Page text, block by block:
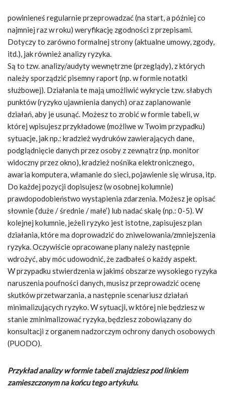
powinieneś regularnie przeprowadzać (na start, a później co
najmniej raz w roku) weryfikację zgodności z przepisami.
Dotyczy to zarówno formalnej strony (aktualne umowy, zgody,
itd.), jak również analizy ryzyka.
Są to tzw. analizy/audyty wewnętrzne (przeglądy), z których
należy sporządzić pisemny raport (np. w formie notatki
służbowej). Działania te mają umożliwić wykrycie tzw. słabych
punktów (ryzyko ujawnienia danych) oraz zaplanowanie
działań, aby je usunąć. Możesz to zrobić w formie tabeli, w
której wpisujesz przykładowe (możliwe w Twoim przypadku)
sytuacje, jak np.: kradzież wydruków zawierających dane,
podglądnięcie danych przez osoby z zewnątrz (np. monitor
widoczny przez okno), kradzież nośnika elektronicznego,
awaria komputera, włamanie do sieci, pojawienie się wirusa, itp.
Do każdej pozycji dopisujesz (w osobnej kolumnie)
prawdopodobieństwo wystąpienia zdarzenia. Możesz je opisać
słownie (‘duże / średnie / małe’) lub nadać skalę (np.: 0-5). W
kolejnej kolumnie, jeżeli ryzyko jest istotne, zapisujesz plan
działania, które ma doprowadzić do zniwelowania/zmniejszenia
ryzyka. Oczywiście opracowane plany należy następnie
wdrożyć, aby móc udowodnić, że zadbałeś o każdy aspekt.
W przypadku stwierdzenia w jakimś obszarze wysokiego ryzyka
naruszenia poufności danych, musisz przeprowadzić ocenę
skutków przetwarzania, a następnie scenariusz działań
minimalizujących ryzyko. W sytuacji, w której nie będziesz w
stanie zminimalizować ryzyka, będziesz zobowiązany do
konsultacji z organem nadzorczym ochrony danych osobowych
(PUODO).
Przykład analizy w formie tabeli znajdziesz pod linkiem
zamieszczonym na końcu tego artykułu.